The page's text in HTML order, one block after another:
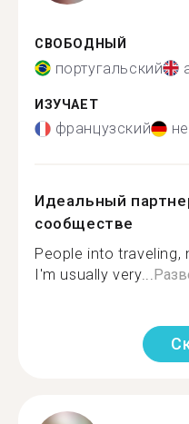
СВОБОДНЫЙ
португальский
ИЗУЧАЕТ
французский
Идеальный
сообществе
People into traveling,
I'm usually very...